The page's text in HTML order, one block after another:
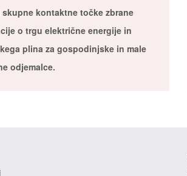
kontaktne točke zbrane
o trgu električne energije in
plina za gospodinjske in male
odjemalce.